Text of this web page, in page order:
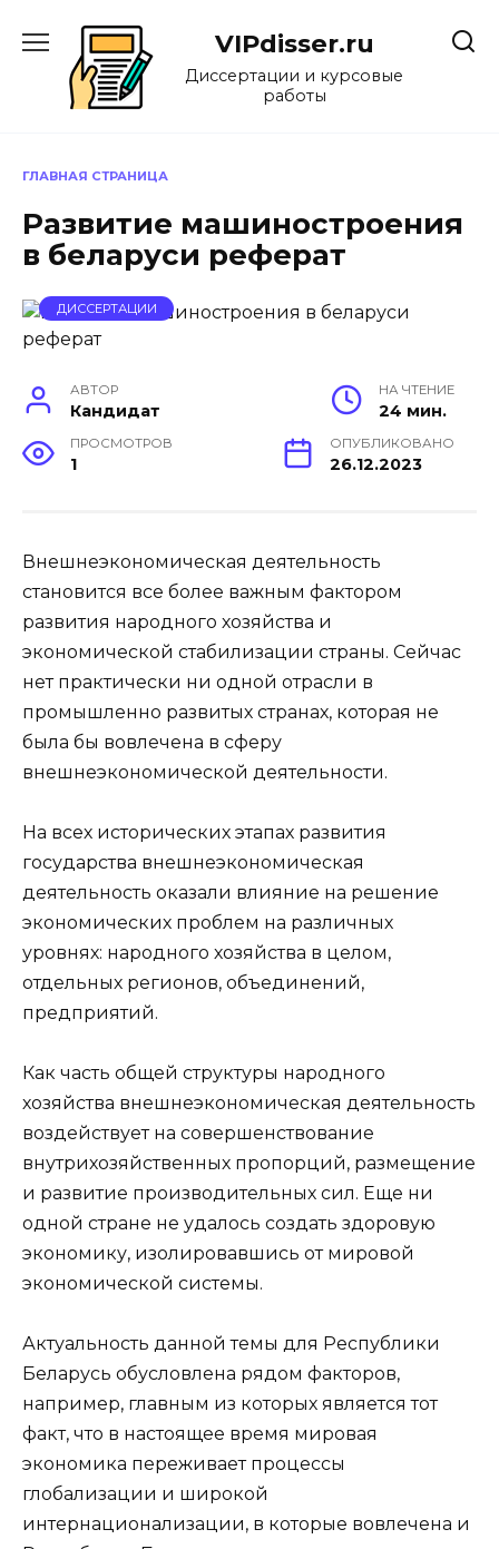
содержанию
VIPdisser.ru
Диссертации и курсовые
работы
ГЛАВНАЯ СТРАНИЦА
Развитие машиностроения
в беларуси реферат
ДИССЕРТАЦИИ
АВТОР
Кандидат
НА ЧТЕНИЕ
24 мин.
ПРОСМОТРОВ
1
ОПУБЛИКОВАНО
26.12.2023
Внешнеэкономическая деятельность
становится все более важным фактором
развития народного хозяйства и
экономической стабилизации страны. Сейчас
нет практически ни одной отрасли в
промышленно развитых странах, которая не
была бы вовлечена в сферу
внешнеэкономической деятельности.
На всех исторических этапах развития
государства внешнеэкономическая
деятельность оказали влияние на решение
экономических проблем на различных
уровнях: народного хозяйства в целом,
отдельных регионов, объединений,
предприятий.
Как часть общей структуры народного
хозяйства внешнеэкономическая деятельность
воздействует на совершенствование
внутрихозяйственных пропорций, размещение
и развитие производительных сил. Еще ни
одной стране не удалось создать здоровую
экономику, изолировавшись от мировой
экономической системы.
Актуальность данной темы для Республики
Беларусь обусловлена рядом факторов,
например, главным из которых является тот
факт, что в настоящее время мировая
экономика переживает процессы
глобализации и широкой
интернационализации, в которые вовлечена и